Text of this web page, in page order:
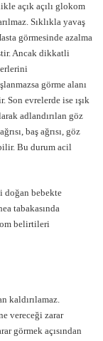
açık açılı glokom
Sıklıkla yavaş
görmesinde azalma
Ancak dikkatli
görme alanı
evrelerde ise ışık
adlandırılan göz
baş ağrısı, göz
Bu durum acil
doğan bebekte
tabakasında
belirtileri
kaldırılamaz.
vereceği zarar
görmek açısından